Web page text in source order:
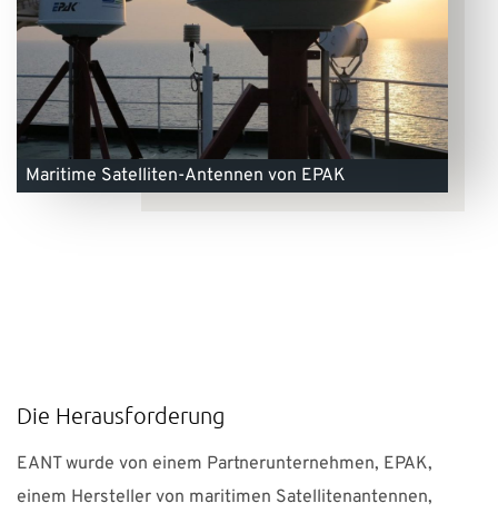
Maritime Satelliten-Antennen von EPAK
Die Herausforderung
EANT wurde von einem Partnerunternehmen, EPAK,
einem Hersteller von maritimen Satellitenantennen,